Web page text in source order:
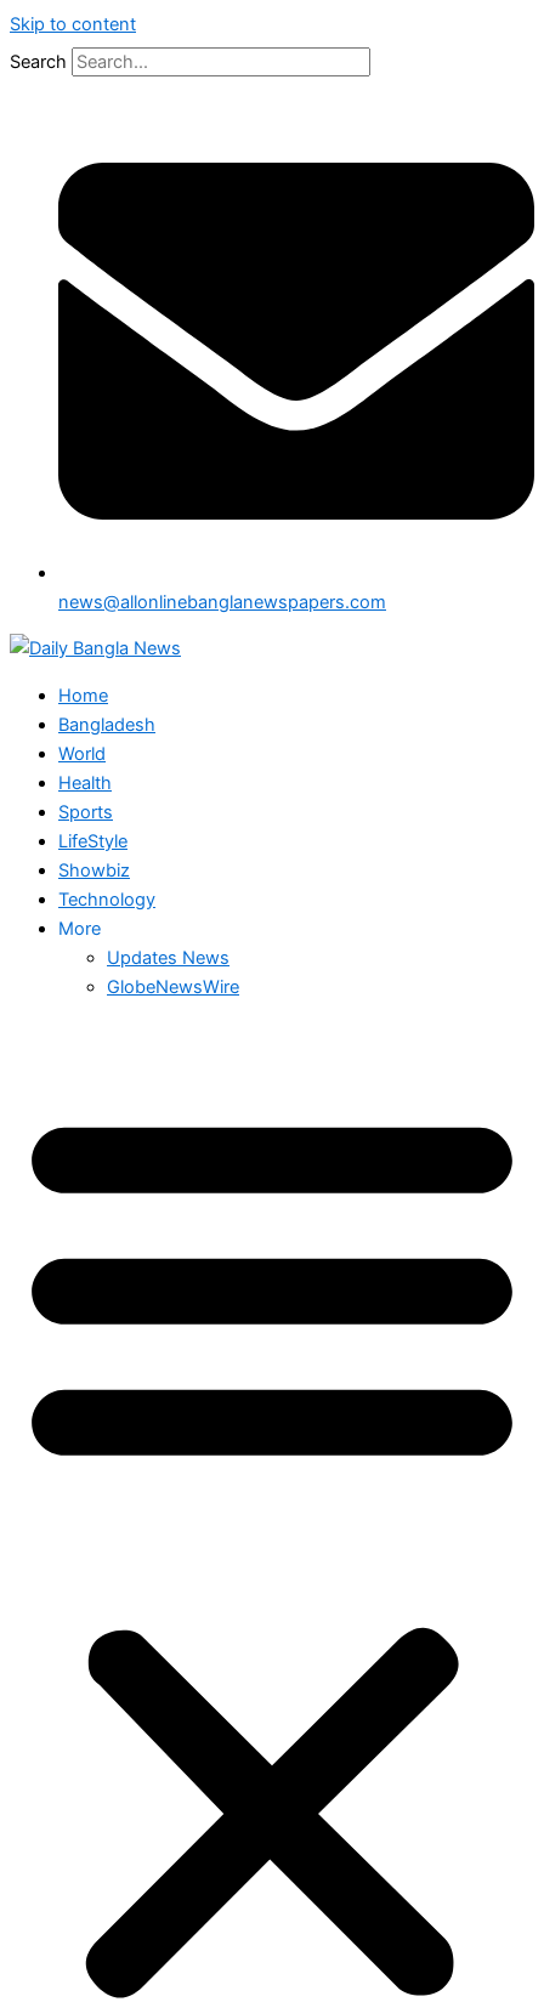
Skip to content
Search
news@allonlinebanglanewspapers.com
Home
Bangladesh
World
Health
Sports
LifeStyle
Showbiz
Technology
More
Updates News
GlobeNewsWire